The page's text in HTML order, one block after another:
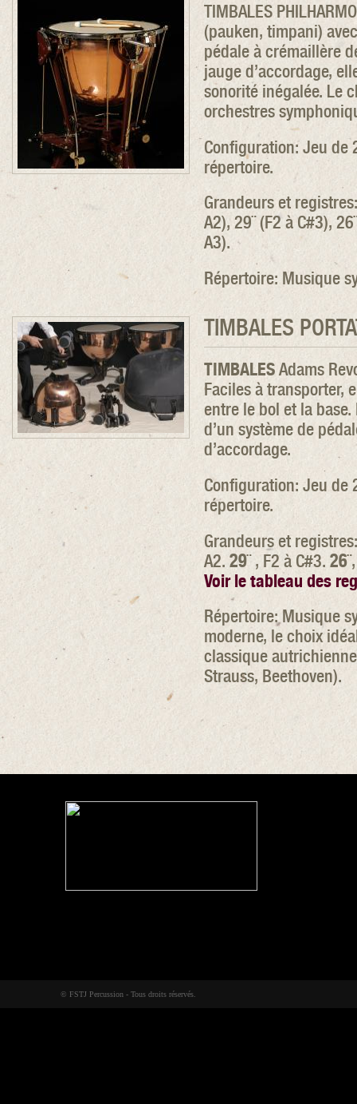
TIMBALES
(pauken, timpani)
pédale à crémaillère
jauge d’accordage,
sonorité inégalée. Le
orchestres
Configuration: Jeu de
répertoire.
Grandeurs et
A2), 29¨ (F2 à C#3),
A3).
Répertoire: Musique
TIMBALES
TIMBALESAdams
Faciles à transporter,
entre le bol et la
d’un système de
d’accordage.
Configuration: Jeu de
répertoire.
Grandeurs et
A2. 29¨ , F2 à C#3. 26
Voir le tableau des
Répertoire: Musique
moderne, le choix
classique
Strauss, Beethoven).
© FSTJ Percussion - Tous droits réservés.